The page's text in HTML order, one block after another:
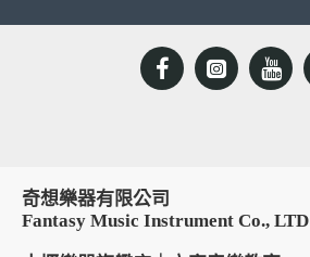
奇想樂器有限公司
Fantasy Music Instrument Co., LTD